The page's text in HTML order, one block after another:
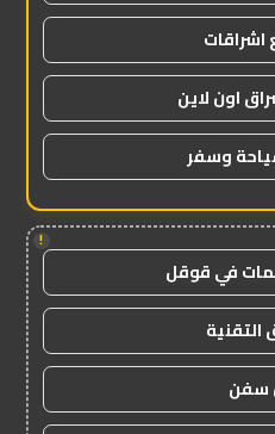
اون لاين
وسفر
!
في قوقل
التقنية
سفن